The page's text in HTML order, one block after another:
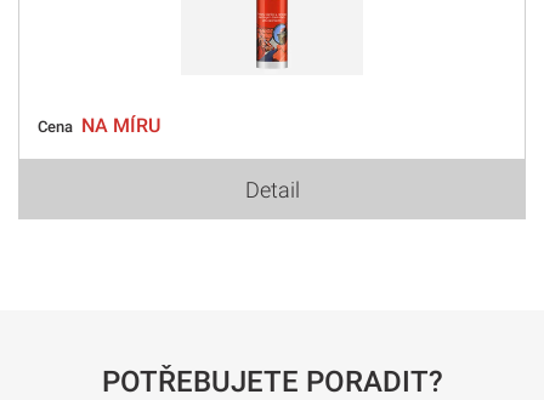
Cena NA MÍRU
Detail
POTŘEBUJETE PORADIT?